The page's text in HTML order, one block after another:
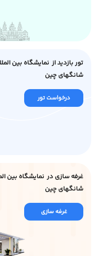
تور بازدید از نمایشگاه بین
شانگهای چین
درخواست تور
غرفه سازی در نمایشگاه بین
شانگهای چین
غرفه سازی